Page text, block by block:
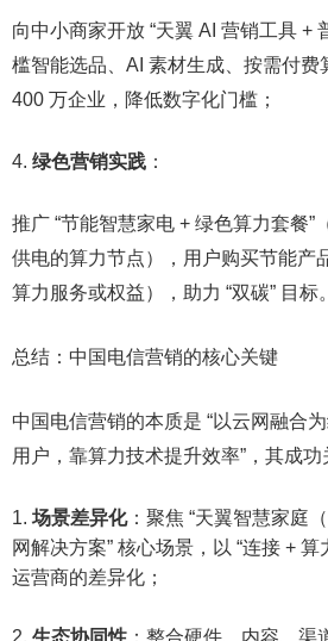
向中小商家开放 “天翼 AI 营销工具 +
槛智能选品、AI 素材生成、按需付费
400 万企业，降低数字化门槛；​
绿色营销实践 ：​
推广 “节能智慧家电 + 绿色算力套餐”
供电的算力节点），用户购买节能产
算力服务或权益），助力 “双碳” 目标。​
总结：中国电信营销的核心关键​
中国电信营销的本质是 “以云网融合
用户，靠算力技术提升效率”，其成功
场景差异化：聚焦 “天翼智慧家庭
网解决方案” 核心场景，以 “连接 +
运营商的差异化；​
生态协同性 ：整合硬件、内容、渠